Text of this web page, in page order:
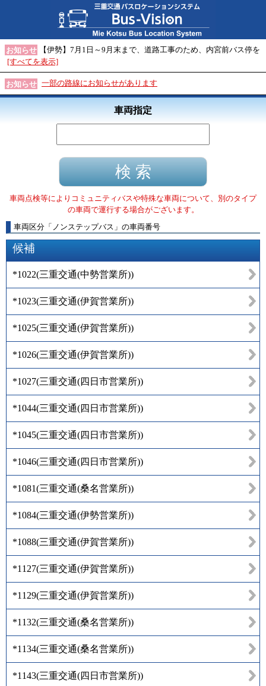
お知らせ
【伊勢】7月1日～9月末まで、道路工事のため、内宮前バス停を
[すべてを表示]
お知らせ 一部の路線にお知らせがあります
車両指定
車両点検等によりコミュニティバスや特殊な車両について、別のタイプ
の車両で運行する場合がございます。
車両区分 「 ノンステップバス 」 の車両番号
候補
*1022(三重交通(中勢営業所))
*1023(三重交通(伊賀営業所))
*1025(三重交通(伊賀営業所))
*1026(三重交通(伊賀営業所))
*1027(三重交通(四日市営業所))
*1044(三重交通(四日市営業所))
*1045(三重交通(四日市営業所))
*1046(三重交通(四日市営業所))
*1081(三重交通(桑名営業所))
*1084(三重交通(伊勢営業所))
*1088(三重交通(伊賀営業所))
*1127(三重交通(伊賀営業所))
*1129(三重交通(伊賀営業所))
*1132(三重交通(桑名営業所))
*1134(三重交通(桑名営業所))
*1143(三重交通(四日市営業所))